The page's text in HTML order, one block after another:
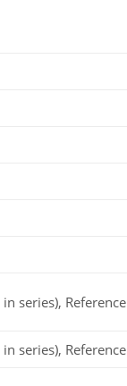
series), Reference
series), Reference